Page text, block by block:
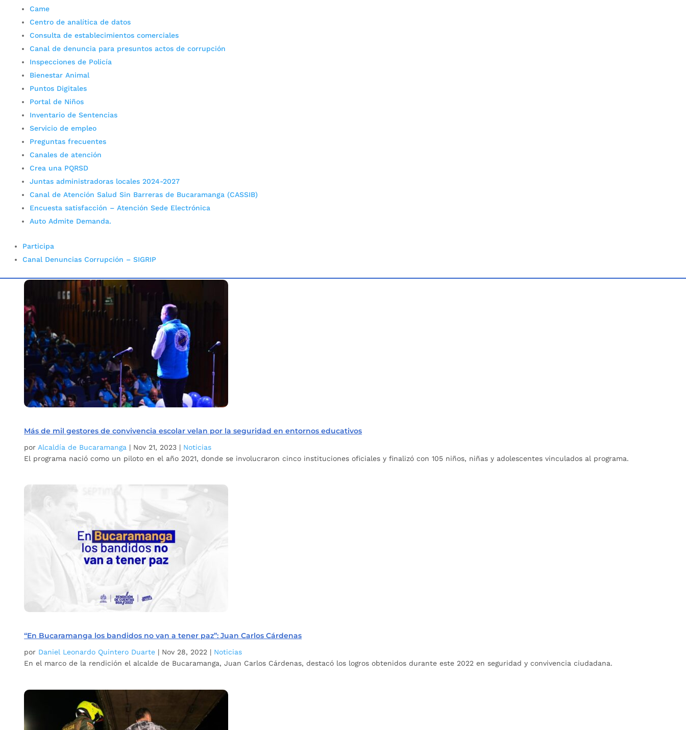
Came
Centro de analítica de datos
Consulta de establecimientos comerciales
Canal de denuncia para presuntos actos de corrupción
Inspecciones de Policía
Bienestar Animal
Puntos Digitales
Portal de Niños
Inventario de Sentencias
Servicio de empleo
Preguntas frecuentes
Canales de atención
Crea una PQRSD
Juntas administradoras locales 2024-2027
Canal de Atención Salud Sin Barreras de Bucaramanga (CASSIB)
Encuesta satisfacción – Atención Sede Electrónica
Auto Admite Demanda.
Participa
Canal Denuncias Corrupción – SIGRIP
Etiqueta: Convivencia
Más de mil gestores de convivencia escolar velan por la seguridad en entornos educativos
por Alcaldía de Bucaramanga | Nov 21, 2023 | Noticias
El programa nació como un piloto en el año 2021, donde se involucraron cinco instituciones oficiales y finalizó con 105 niños, niñas y adolescentes vinculados al programa.
“En Bucaramanga los bandidos no van a tener paz”: Juan Carlos Cárdenas
por Daniel Leonardo Quintero Duarte | Nov 28, 2022 | Noticias
En el marco de la rendición el alcalde de Bucaramanga, Juan Carlos Cárdenas, destacó los logros obtenidos durante este 2022 en seguridad y convivencia ciudadana.